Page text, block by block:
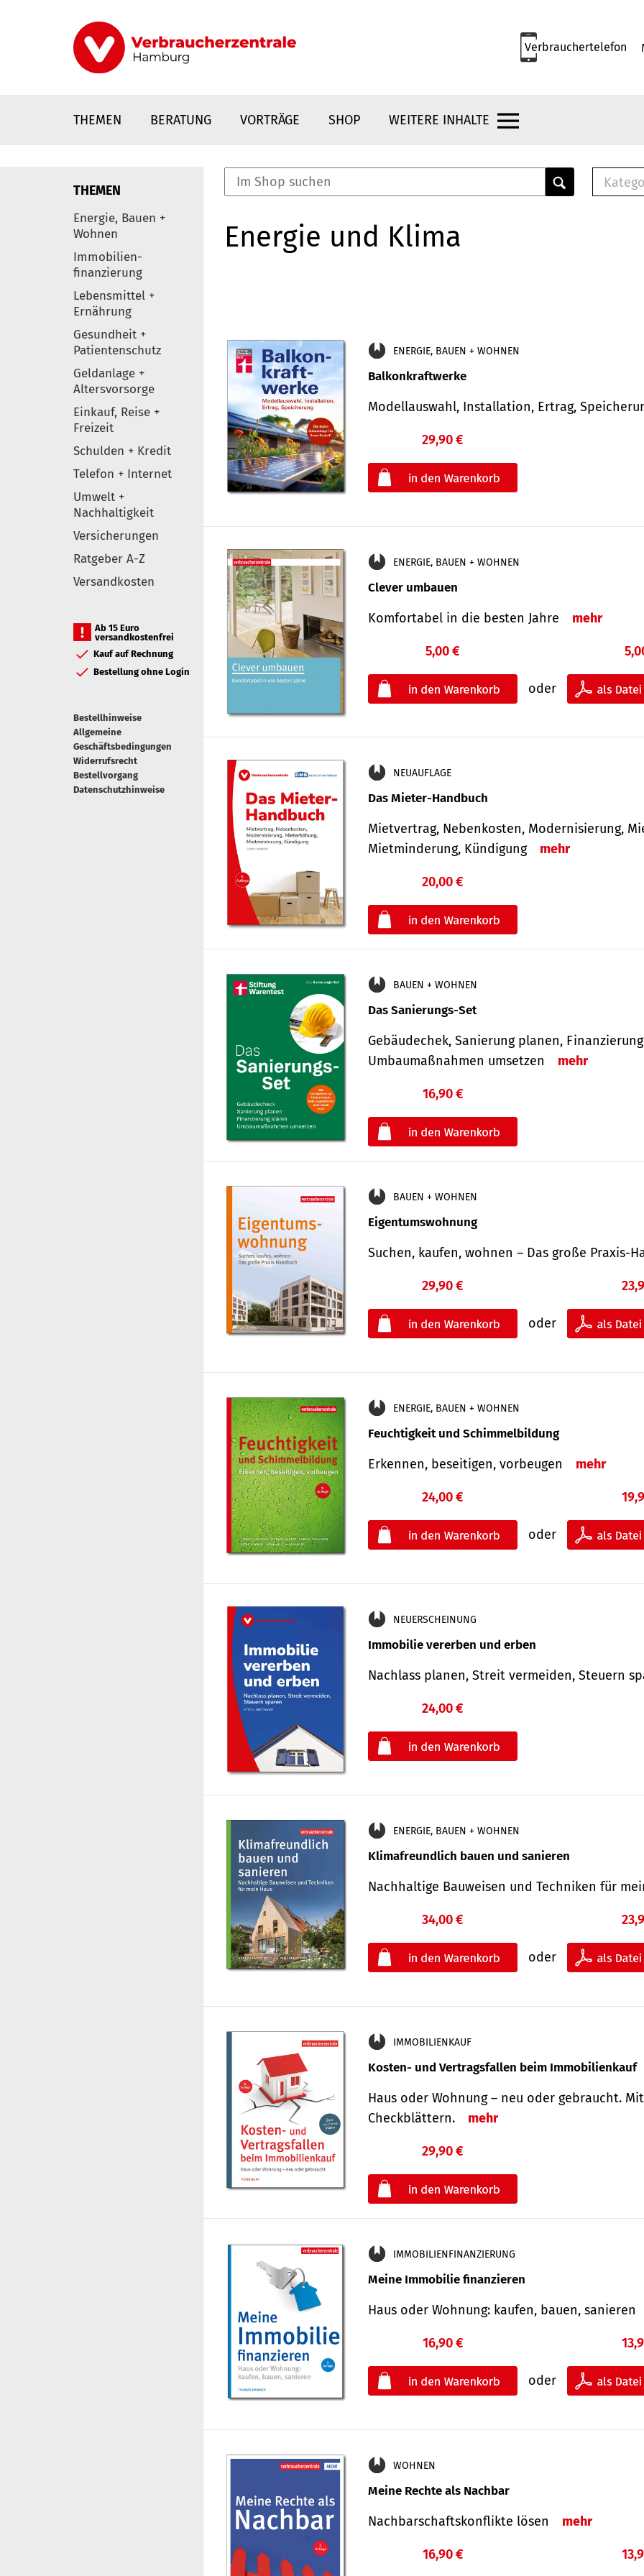
Verbrauchertelefon
THEMEN BERATUNG VORTRÄGE SHOP WEITERE INHALTE
Elemente
THEMEN
Energie, Bauen +
Wohnen
Immobilien-
finanzierung
Lebensmittel +
Ernährung
Gesundheit +
Patientenschutz
Geldanlage +
Altersvorsorge
Einkauf, Reise +
Freizeit
Schulden + Kredit
Telefon + Internet
Umwelt +
Nachhaltigkeit
Versicherungen
Ratgeber A-Z
Versandkosten
Ab 15 Euro
versandkostenfrei
Kauf auf Rechnung
Bestellung ohne Login
Bestellhinweise
Allgemeine
Geschäftsbedingungen
Widerrufsrecht
Bestellvorgang
Datenschutzhinweise
Energie und Klima
ENERGIE, BAUEN + WOHNEN
Balkonkraftwerke
Modellauswahl, Installation, Ertrag,
29,90 €
ENERGIE, BAUEN + WOHNEN
Clever umbauen
Komfortabel in die besten Jahre mehr
5,00 €
oder
NEUAUFLAGE
Das Mieter-Handbuch
Mietvertrag, Nebenkosten, Modernisierung,
Mietminderung, Kündigung
mehr
20,00 €
BAUEN + WOHNEN
Das Sanierungs-Set
Gebäudechek, Sanierung planen,
Umbaumaßnahmen umsetzen
mehr
16,90 €
BAUEN + WOHNEN
Eigentumswohnung
Suchen, kaufen, wohnen – Das große Praxis-
29,90 €
oder
ENERGIE, BAUEN + WOHNEN
Feuchtigkeit und Schimmelbildung
Erkennen, beseitigen, vorbeugen mehr
24,00 €
oder
NEUERSCHEINUNG
Immobilie vererben und erben
Nachlass planen, Streit vermeiden, Steuern
24,00 €
ENERGIE, BAUEN + WOHNEN
Klimafreundlich bauen und sanieren
Nachhaltige Bauweisen und Techniken für
34,00 €
oder
IMMOBILIENKAUF
Kosten- und Vertragsfallen beim Immobilienkauf
Haus oder Wohnung – neu oder gebraucht.
Check­blättern.
mehr
29,90 €
IMMOBILIENFINANZIERUNG
Meine Immobilie finanzieren
Haus oder Wohnung: kaufen, bauen, sanieren
16,90 €
oder
WOHNEN
Meine Rechte als Nachbar
Nach­bar­schafts­konflikte lösen mehr
16,90 €